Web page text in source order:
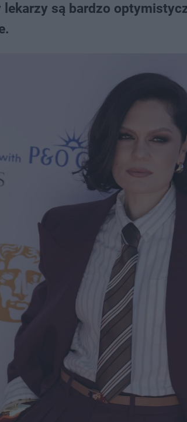
lekarzy są bardzo